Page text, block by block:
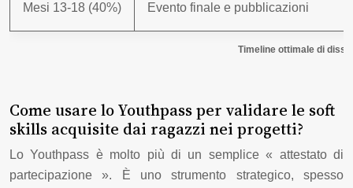
Timeline ottimale di
Mesi 13-18 (40%) Evento finale e pubblicazioni
Come usare lo Youthpass per validare le soft
skills acquisite dai ragazzi nei progetti?
Lo Youthpass è molto più di un semplice « attestato di
partecipazione ». È uno strumento strategico, spesso